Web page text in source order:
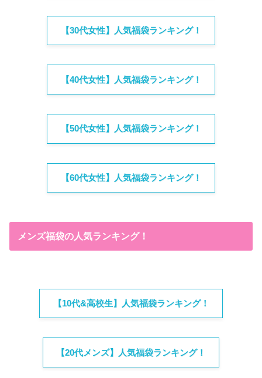
【30代女性】人気福袋ランキング！
【40代女性】人気福袋ランキング！
【50代女性】人気福袋ランキング！
【60代女性】人気福袋ランキング！
メンズ福袋の人気ランキング！
【10代&高校生】人気福袋ランキング！
【20代メンズ】人気福袋ランキング！